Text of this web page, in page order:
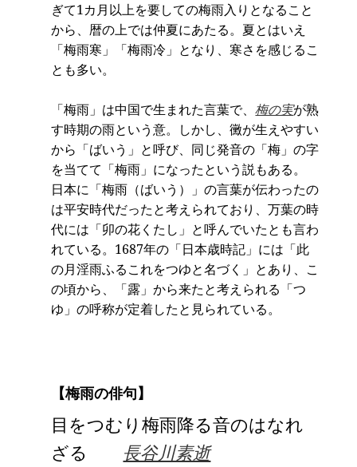
ぎて1カ月以上を要しての梅雨入りとなること
から、暦の上では仲夏にあたる。夏とはいえ
「梅雨寒」「梅雨冷」となり、寒さを感じるこ
とも多い。
「梅雨」は中国で生まれた言葉で、梅の実が熟
す時期の雨という意。しかし、黴が生えやすい
から「ばいう」と呼び、同じ発音の「梅」の字
を当てて「梅雨」になったという説もある。
日本に「梅雨（ばいう）」の言葉が伝わったの
は平安時代だったと考えられており、万葉の時
代には「卯の花くたし」と呼んでいたとも言わ
れている。1687年の「日本歳時記」には「此
の月淫雨ふるこれをつゆと名づく」とあり、こ
の頃から、「露」から来たと考えられる「つ
ゆ」の呼称が定着したと見られている。
【梅雨の俳句】
目をつむり梅雨降る音のはなれ
ざる 長谷川素逝